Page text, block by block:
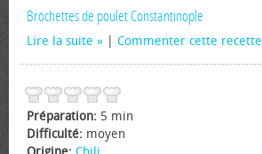
Brochettes de poulet Constantinople
Lire la suite Commenter cette recette
Préparation: 5 min
Difficulté: moyen